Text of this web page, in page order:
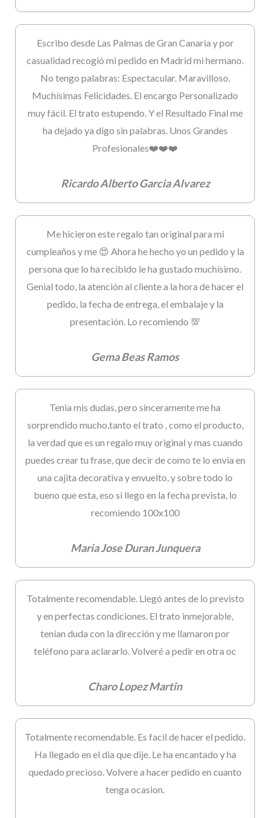
Escribo desde Las Palmas de Gran Canaria y por
casualidad recogió mi pedido en Madrid mi hermano.
No tengo palabras: Espectacular. Maravilloso.
Muchísimas Felicidades. El encargo Personalizado
muy fácil. El trato estupendo. Y el Resultado Final me
ha dejado ya digo sin palabras. Unos Grandes
Profesionales❤️❤️❤️
Ricardo Alberto Garcia Alvarez
Me hicieron este regalo tan original para mi
cumpleaños y me 😍 Ahora he hecho yo un pedido y la
persona que lo ha recibido le ha gustado muchísimo.
Genial todo, la atención al cliente a la hora de hacer el
pedido, la fecha de entrega, el embalaje y la
presentación. Lo recomiendo 💯
Gema Beas Ramos
Tenia mis dudas, pero sinceramente me ha
sorprendido mucho,tanto el trato , como el producto,
la verdad que es un regalo muy original y mas cuando
puedes crear tu frase, que decir de como te lo envia en
una cajita decorativa y envuelto, y sobre todo lo
bueno que esta, eso si llego en la fecha prevista, lo
recomiendo 100x100
Maria Jose Duran Junquera
Totalmente recomendable. Llegó antes de lo previsto
y en perfectas condiciones. El trato inmejorable,
tenían duda con la dirección y me llamaron por
teléfono para aclararlo. Volveré a pedir en otra oc
Charo Lopez Martin
Totalmente recomendable. Es facil de hacer el pedido.
Ha llegado en el dia que dije. Le ha encantado y ha
quedado precioso. Volvere a hacer pedido en cuanto
tenga ocasion.